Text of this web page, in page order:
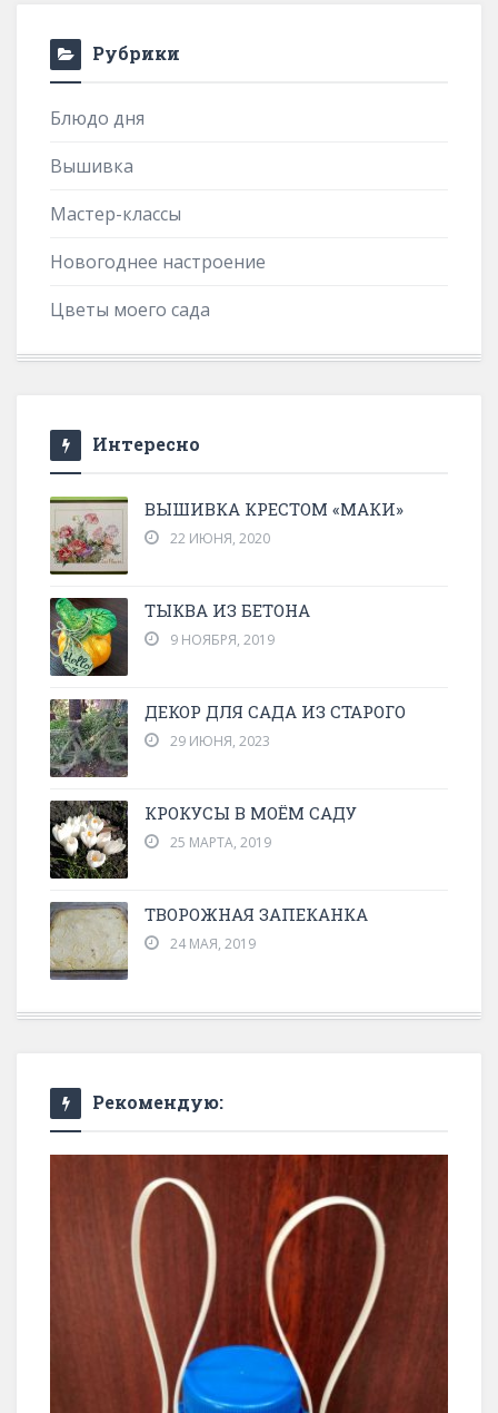
Рубрики
Блюдо дня
Вышивка
Мастер-классы
Новогоднее настроение
Цветы моего сада
Интересно
ВЫШИВКА КРЕСТОМ «МАКИ»
22 ИЮНЯ, 2020
ТЫКВА ИЗ БЕТОНА
9 НОЯБРЯ, 2019
ДЕКОР ДЛЯ САДА ИЗ СТАРОГО
29 ИЮНЯ, 2023
КРОКУСЫ В МОЁМ САДУ
25 МАРТА, 2019
ТВОРОЖНАЯ ЗАПЕКАНКА
24 МАЯ, 2019
Рекомендую: